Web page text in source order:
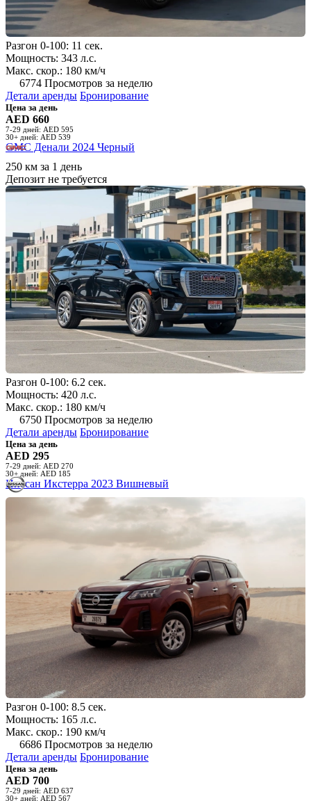
Разгон 0-100: 11 сек.
Мощность: 343 л.с.
Макс. скор.: 180 км/ч
6774 Просмотров за неделю
Детали аренды Бронирование
Цена за день
AED 660
7-29 дней: AED 595
30+ дней: AED 539
GMC Денали 2024 Черный
250 км за 1 день
Депозит не требуется
Разгон 0-100: 6.2 сек.
Мощность: 420 л.с.
Макс. скор.: 180 км/ч
6750 Просмотров за неделю
Детали аренды Бронирование
Цена за день
AED 295
7-29 дней: AED 270
30+ дней: AED 185
Ниссан Икстерра 2023 Вишневый
Разгон 0-100: 8.5 сек.
Мощность: 165 л.с.
Макс. скор.: 190 км/ч
6686 Просмотров за неделю
Детали аренды Бронирование
Цена за день
AED 700
7-29 дней: AED 637
30+ дней: AED 567